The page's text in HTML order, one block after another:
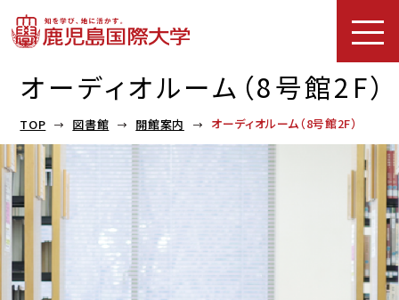
オーディオルーム（8号館2F）
TOP 図書館 開館案内 オーディオルーム（8号館2F）